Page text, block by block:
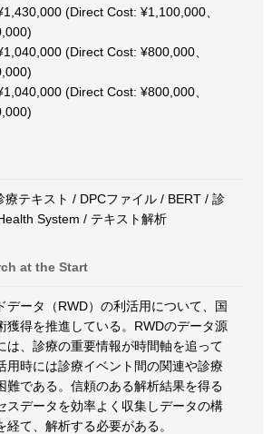
(Direct Cost: ¥1,100,000、
(Direct Cost: ¥800,000、
(Direct Cost: ¥800,000、
療テキスト / DPCファイル / BERT / 診
System / テキスト解析
at the Start
データ（RWD）の利活用について、国
獲得を推進している。RWDのデータ源
は、診療の重要情報が時間軸を追って
用時には診療イベント間の関連や診療
難である。信頼のある解析結果を得る
スデータを効率よく収集しデータの構
て、解析する必要がある。